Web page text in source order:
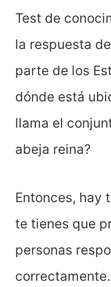
Test de
la respuesta
parte de los
dónde está
llama el
abeja reina?
Entonces, hay
te tienes que
personas
correctamente.